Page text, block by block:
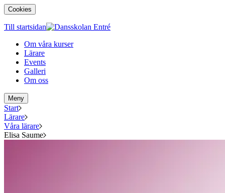
Cookies
Till startsidan
Om våra kurser
Lärare
Events
Galleri
Om oss
Meny
Start
Lärare
Våra lärare
Elisa Saume